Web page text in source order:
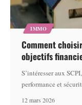
IMMO
Comment
objectifs
S’intéresser aux
performance et
12 mars 2026